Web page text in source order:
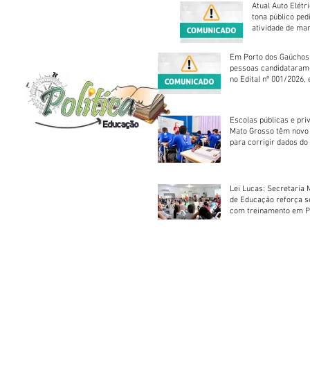
Atual Auto
tona público
atividade de
Em Porto dos
pessoas
no Edital nº 001/2026,
Escolas públicas e
Mato Grosso têm
para corrigir dados do
Lei Lucas: Secretaria
de Educação reforça
com treinamento em